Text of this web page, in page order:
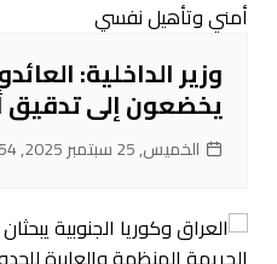
وزير الداخلية:
يخضعون إلى
الخميس, 25 سبتمبر 2025, 13:54